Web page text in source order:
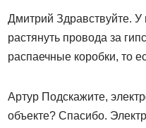
Дмитрий Здравствуйте.
растянуть провода за
распаечные коробки, то
Артур Подскажите,
объекте? Спасибо.